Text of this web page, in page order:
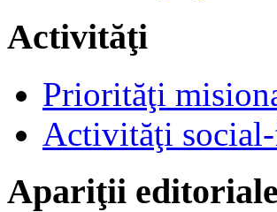
Activităţi
Priorităţi
Activităţi
Apariţii editoriale